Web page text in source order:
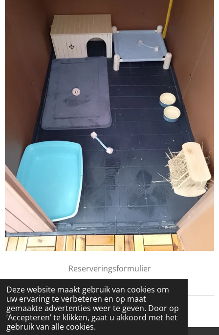
Deze website maakt gebruik van cookies om
uw ervaring te verbeteren en op maat
gemaakte advertenties weer te geven. Door op
‘Accepteren’ te klikken, gaat u akkoord met het
gebruik van alle cookies.
Reserveringsformulier
Powered byJouwWeb